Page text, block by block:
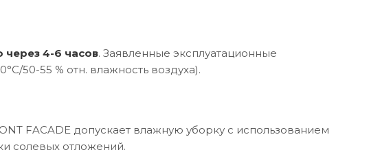
через 4-6 часов. Заявленные эксплуатационные
50-55 % отн. влажность воздуха).
FACADE допускает влажную уборку с использованием
солевых отложений.